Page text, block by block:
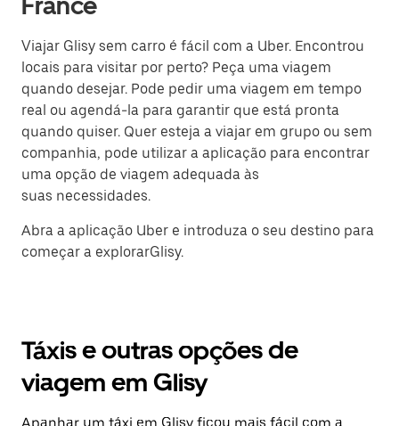
Viajar Glisy sem carro é fácil com a Uber. Encontrou
locais para visitar por perto? Peça uma viagem
quando desejar. Pode pedir uma viagem em tempo
real ou agendá-la para garantir que está pronta
quando quiser. Quer esteja a viajar em grupo ou sem
companhia, pode utilizar a aplicação para encontrar
uma opção de viagem adequada às
suas necessidades.
Abra a aplicação Uber e introduza o seu destino para
começar a explorarGlisy.
Táxis e outras opções de
viagem em Glisy